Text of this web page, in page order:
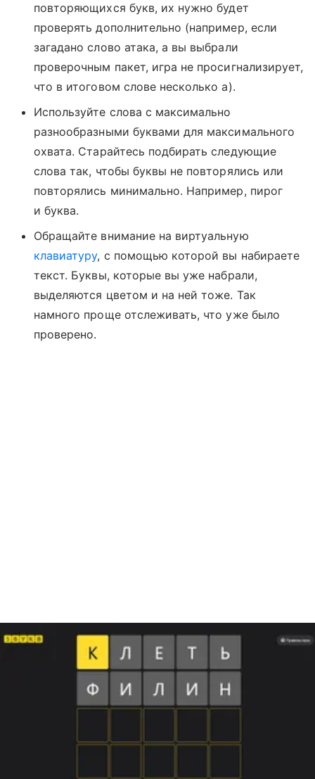
повторяющихся букв, их нужно будет
проверять дополнительно (например, если
загадано слово атака, а вы выбрали
проверочным пакет, игра не просигнализирует,
что в итоговом слове несколько а).
Используйте слова с максимально
разнообразными буквами для максимального
охвата. Старайтесь подбирать следующие
слова так, чтобы буквы не повторялись или
повторялись минимально. Например, пирог
и буква.
Обращайте внимание на виртуальную
клавиатуру, с помощью которой вы набираете
текст. Буквы, которые вы уже набрали,
выделяются цветом и на ней тоже. Так
намного проще отслеживать, что уже было
проверено.